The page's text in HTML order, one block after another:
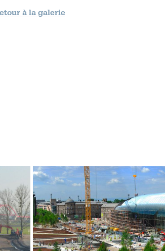
à la galerie